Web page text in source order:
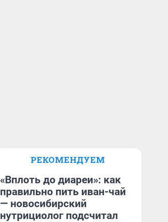
РЕКОМЕНДУЕМ
«Вплоть до диареи»: как
правильно пить иван-чай
— новосибирский
нутрициолог подсчитал